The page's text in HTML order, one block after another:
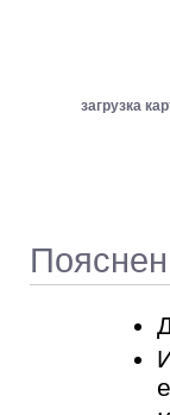
загрузка